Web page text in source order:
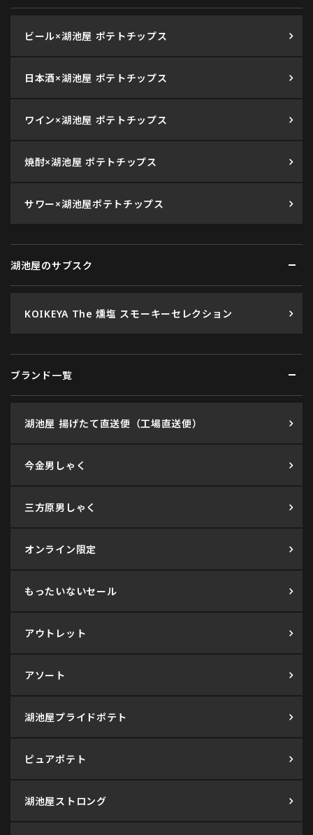
ビール×湖池屋 ポテトチップス
日本酒×湖池屋 ポテトチップス
ワイン×湖池屋 ポテトチップス
焼酎×湖池屋 ポテトチップス
サワー×湖池屋ポテトチップス
湖池屋のサブスク
KOIKEYA The 燻塩 スモーキーセレクション
ブランド一覧
湖池屋 揚げたて直送便（工場直送便）
今金男しゃく
三方原男しゃく
オンライン限定
もったいないセール
アウトレット
アソート
湖池屋プライドポテト
ピュアポテト
湖池屋ストロング